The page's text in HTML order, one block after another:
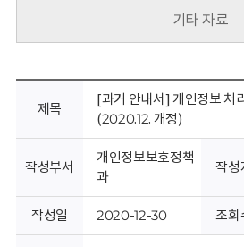
기타 자료
제목
[과거 안내서] 개인정보 처
(2020.12. 개정)
작성부서
개인정보보호정책
과
작성
작성일 2020-12-30 조회